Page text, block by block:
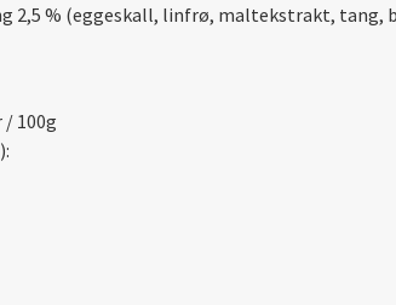
2,5 % (eggeskall, linfrø, maltekstrakt,
100g